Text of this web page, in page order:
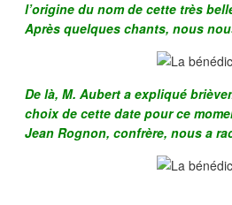
l’origine du nom de cette très
Après quelques chants, nous
De là, M. Aubert a expliqué
choix de cette date pour ce
Jean Rognon, confrère, nous a